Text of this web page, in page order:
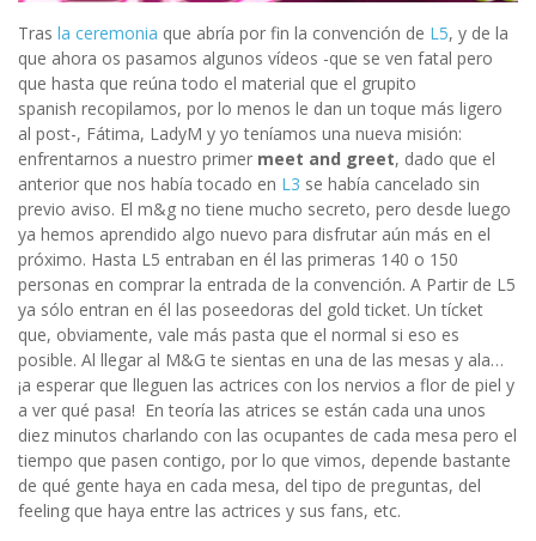
Tras la ceremonia que abría por fin la convención de L5, y de la
que ahora os pasamos algunos vídeos -que se ven fatal pero
que hasta que reúna todo el material que el grupito
spanish recopilamos, por lo menos le dan un toque más ligero
al post-, Fátima, LadyM y yo teníamos una nueva misión:
enfrentarnos a nuestro primer meet and greet, dado que el
anterior que nos había tocado en L3 se había cancelado sin
previo aviso. El m&g no tiene mucho secreto, pero desde luego
ya hemos aprendido algo nuevo para disfrutar aún más en el
próximo. Hasta L5 entraban en él las primeras 140 o 150
personas en comprar la entrada de la convención. A Partir de L5
ya sólo entran en él las poseedoras del gold ticket. Un tícket
que, obviamente, vale más pasta que el normal si eso es
posible. Al llegar al M&G te sientas en una de las mesas y ala…
¡a esperar que lleguen las actrices con los nervios a flor de piel y
a ver qué pasa! En teoría las atrices se están cada una unos
diez minutos charlando con las ocupantes de cada mesa pero el
tiempo que pasen contigo, por lo que vimos, depende bastante
de qué gente haya en cada mesa, del tipo de preguntas, del
feeling que haya entre las actrices y sus fans, etc.